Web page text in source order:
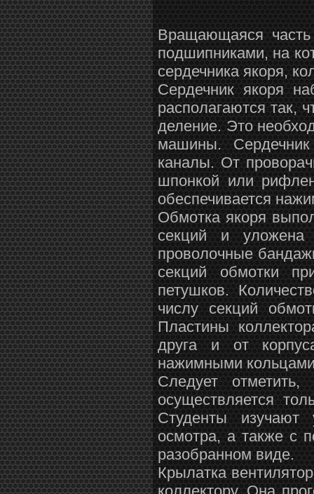
Вращающаяся
подшипниками, на
сердечника якоря,
Сердечник якоря
располагаются так,
деление. Это
машины.
каналы. От
шпонкой или
обеспечивается
Обмотка якоря
секций и
проволочные
секций обмотки
петушков.
числу секций
Пластины
друга и от
нажимными
Следует
осуществляется
Студенты изучают
осмотра, а также с
разобранном виде.
Крылатка